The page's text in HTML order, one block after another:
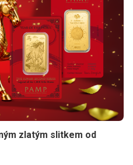
zlatým slitkem od